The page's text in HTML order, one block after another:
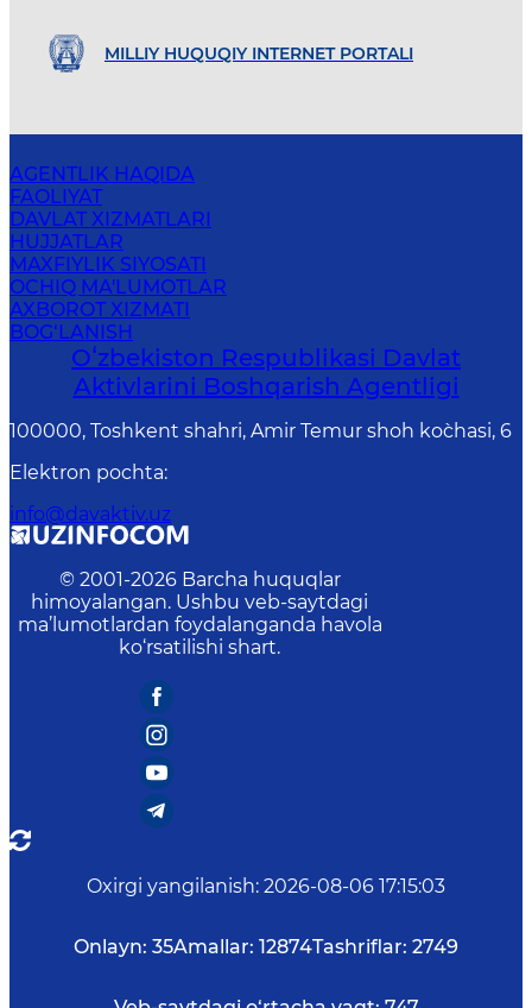
MILLIY HUQUQIY INTERNET PORTALI
AGENTLIK HAQIDA
FAOLIYAT
DAVLAT XIZMATLARI
HUJJATLAR
MAXFIYLIK SIYOSATI
OCHIQ MA'LUMOTLAR
AXBOROT XIZMATI
BOG‘LANISH
Oʻzbekiston Respublikasi Davlat
Aktivlarini Boshqarish Agentligi
100000, Toshkent shahri, Amir Temur shoh ko`chasi, 6
Elektron pochta:
info@davaktiv.uz
© 2001-2026 Barcha huquqlar
himoyalangan. Ushbu veb-saytdagi
ma’lumotlardan foydalanganda havola
ko‘rsatilishi shart.
Oxirgi yangilanish: 2026-08-06 17:15:03
Onlayn: 35Amallar: 12874Tashriflar: 2749